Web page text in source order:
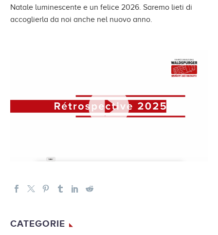
Natale luminescente e un felice 2026. Saremo lieti di
accoglierla da noi anche nel nuovo anno.
CATEGORIE